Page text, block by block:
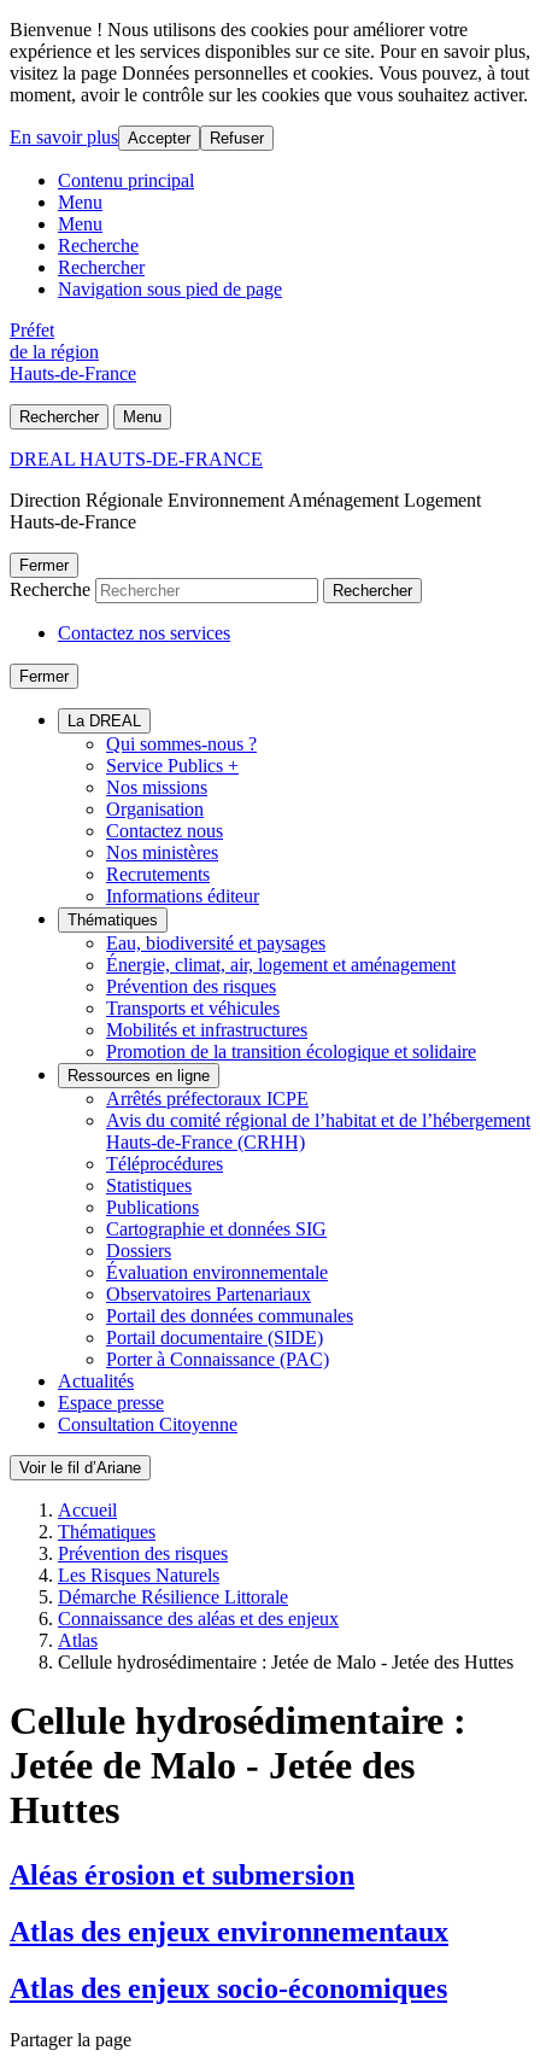
Bienvenue ! Nous utilisons des cookies pour améliorer votre
expérience et les services disponibles sur ce site. Pour en savoir plus,
visitez la page Données personnelles et cookies. Vous pouvez, à tout
moment, avoir le contrôle sur les cookies que vous souhaitez activer.
En savoir plus Accepter Refuser
Contenu principal
Menu
Menu
Recherche
Rechercher
Navigation sous pied de page
Préfet
de la région
Hauts-de-France
Rechercher Menu
DREAL HAUTS-DE-FRANCE
Direction Régionale Environnement Aménagement Logement
Hauts-de-France
Fermer
Recherche Rechercher
Contactez nos services
Fermer
La DREAL
Qui sommes-nous ?
Service Publics +
Nos missions
Organisation
Contactez nous
Nos ministères
Recrutements
Informations éditeur
Thématiques
Eau, biodiversité et paysages
Énergie, climat, air, logement et aménagement
Prévention des risques
Transports et véhicules
Mobilités et infrastructures
Promotion de la transition écologique et solidaire
Ressources en ligne
Arrêtés préfectoraux ICPE
Avis du comité régional de l’habitat et de l’hébergement
Hauts-de-France (CRHH)
Téléprocédures
Statistiques
Publications
Cartographie et données SIG
Dossiers
Évaluation environnementale
Observatoires Partenariaux
Portail des données communales
Portail documentaire (SIDE)
Porter à Connaissance (PAC)
Actualités
Espace presse
Consultation Citoyenne
Voir le fil d’Ariane
Accueil
Thématiques
Prévention des risques
Les Risques Naturels
Démarche Résilience Littorale
Connaissance des aléas et des enjeux
Atlas
Cellule hydrosédimentaire : Jetée de Malo - Jetée des Huttes
Cellule hydrosédimentaire :
Jetée de Malo - Jetée des
Huttes
Aléas érosion et submersion
Atlas des enjeux environnementaux
Atlas des enjeux socio-économiques
Partager la page